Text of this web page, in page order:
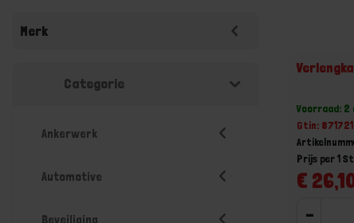
Merk
Categorie
Ankerwerk
Automotive
Beveiliging
Voorraad: 2
Gtin:
€
Prijs per 1
-